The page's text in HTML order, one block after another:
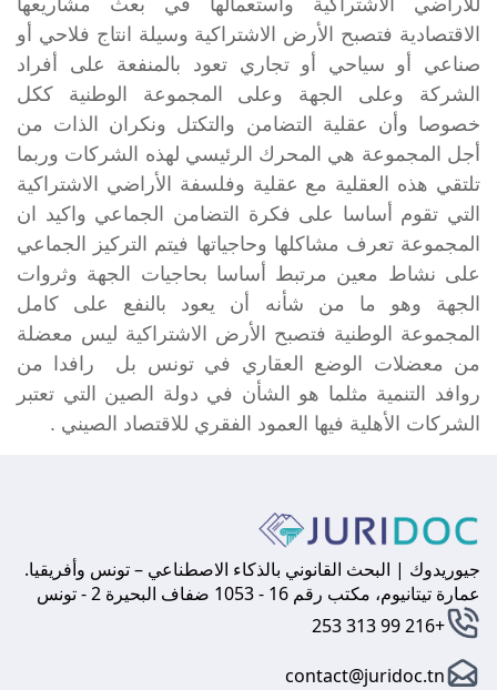
للأراضي الاشتراكية واستعمالها في بعث مشاريعها
الاقتصادية فتصبح الأرض الاشتراكية وسيلة انتاج فلاحي أو
صناعي أو سياحي أو تجاري تعود بالمنفعة على أفراد
الشركة وعلى الجهة وعلى المجموعة الوطنية ككل
خصوصا وأن عقلية التضامن والتكتل ونكران الذات من
أجل المجموعة هي المحرك الرئيسي لهذه الشركات وربما
تلتقي هذه العقلية مع عقلية وفلسفة الأراضي الاشتراكية
التي تقوم أساسا على فكرة التضامن الجماعي واكيد ان
المجموعة تعرف مشاكلها وحاجياتها فيتم التركيز الجماعي
على نشاط معين مرتبط أساسا بحاجيات الجهة وثروات
الجهة وهو ما من شأنه أن يعود بالنفع على كامل
المجموعة الوطنية فتصبح الأرض الاشتراكية ليس معضلة
من معضلات الوضع العقاري في تونس بل رافدا من
روافد التنمية مثلما هو الشأن في دولة الصين التي تعتبر
الشركات الأهلية فيها العمود الفقري للاقتصاد الصيني .
جيوريدوك | البحث القانوني بالذكاء الاصطناعي – تونس وأفريقيا.
عمارة تيتانيوم، مكتب رقم 16 - 1053 ضفاف البحيرة 2 - تونس
+216 99 313 253
contact@juridoc.tn